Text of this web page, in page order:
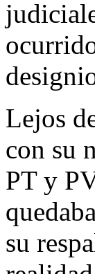
Lejos
con su
PT y
su